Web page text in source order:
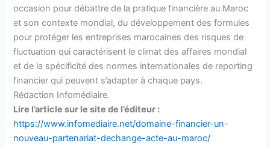
occasion pour débattre de la pratique financière au Maroc
et son contexte mondial, du développement des formules
pour protéger les entreprises marocaines des risques de
fluctuation qui caractérisent le climat des affaires mondial
et de la spécificité des normes internationales de reporting
financier qui peuvent s’adapter à chaque pays.
Rédaction Infomédiaire.
Lire l’article sur le site de l’éditeur :
https://www.infomediaire.net/domaine-financier-un-
nouveau-partenariat-dechange-acte-au-maroc/